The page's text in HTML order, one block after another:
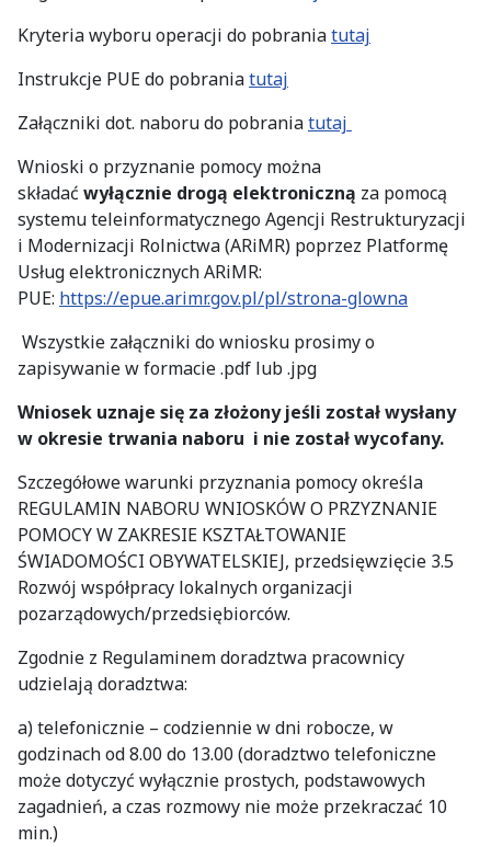
Kryteria wyboru operacji do pobraniatutaj
Instrukcje PUE do pobraniatutaj
Załączniki dot. naboru do pobraniatutaj
Wnioski o przyznanie pomocy można
składać wyłącznie drogą elektroniczną za pomocą
systemu teleinformatycznego Agencji Restrukturyzacji
i Modernizacji Rolnictwa (ARiMR) poprzez Platformę
Usług elektronicznych ARiMR:
PUE: https://epue.arimr.gov.pl/pl/strona-glowna
Wszystkie załączniki do wniosku prosimy o
zapisywanie w formacie .pdf lub .jpg
Wniosek uznaje się za złożony jeśli został wysłany
w okresie trwania naboru i nie został wycofany.
Szczegółowe warunki przyznania pomocy określa
REGULAMIN NABORU WNIOSKÓW O PRZYZNANIE
POMOCY W ZAKRESIE KSZTAŁTOWANIE
ŚWIADOMOŚCI OBYWATELSKIEJ, przedsięwzięcie 3.5
Rozwój współpracy lokalnych organizacji
pozarządowych/przedsiębiorców.
Zgodnie z Regulaminem doradztwa pracownicy
udzielają doradztwa:
a) telefonicznie – codziennie w dni robocze, w
godzinach od 8.00 do 13.00 (doradztwo telefoniczne
może dotyczyć wyłącznie prostych, podstawowych
zagadnień, a czas rozmowy nie może przekraczać 10
min.)